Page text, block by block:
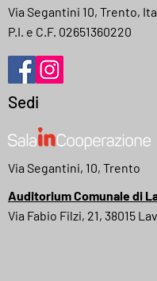
Via Segantini 10, Trento,
P.I. e C.F. 02651360220
Sedi
Via Segantini, 10, Trento
Auditorium Comunale di
Via Fabio Filzi, 21, 38015